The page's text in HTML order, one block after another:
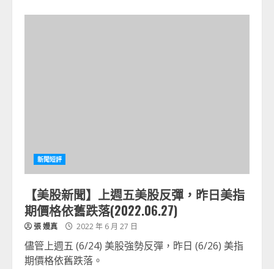
新聞短評
【美股新聞】上週五美股反彈，昨日美指
期價格依舊跌落(2022.06.27)
張 嫚真 2022 年 6 月 27 日
儘管上週五 (6/24) 美股強勢反彈，昨日 (6/26) 美指
期價格依舊跌落。